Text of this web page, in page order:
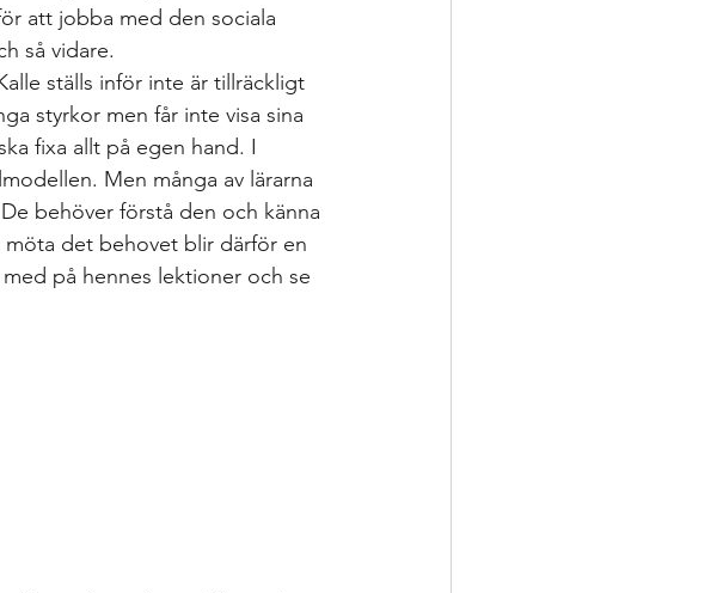
att jobba med den sociala
så vidare.
ställs inför inte är tillräckligt
styrkor men får inte visa sina
fixa allt på egen hand. I
Men många av lärarna
behöver förstå den och känna
det behovet blir därför en
på hennes lektioner och se